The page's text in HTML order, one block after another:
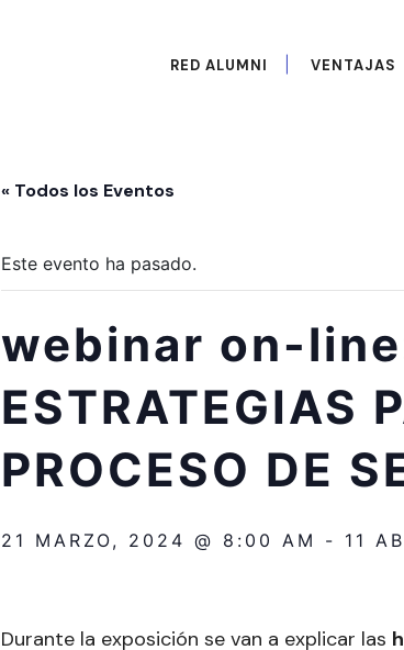
RED ALUMNI VENTAJAS
« Todos los Eventos
Este evento ha pasado.
webinar on-line:
ESTRATEGIAS
PROCESO DE
21 MARZO, 2024 @ 8:00 AM - 11
Durante la exposición se van a explicar las